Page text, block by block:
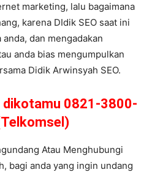
marketing, lalu bagaimana
karena DIdik SEO saat ini
dan mengadakan
anda bias mengumpulkan
Didik Arwinsyah SEO.
dikotamu 0821-3800-
Atau Menghubungi
bagi anda yang ingin undang